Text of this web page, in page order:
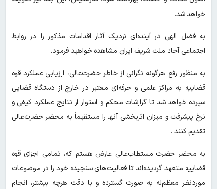
خواهد شد.
به فضل الهی در آینده‌ای نزدیک آثار اقدامات مذکور را در روابط
اجتماعی آحاد ملت شریف ایران مشاهده خواهید فرمود.
به منظور رفع هرگونه نگرانی از خاطر حضرت‌عالی، ارزیابی عملکرد قوه
قضاییه به مراکز علمی و حرفه‌ای معتبر در خارج از دستگاه قضایی
سپرده خواهد شد تا گزارشات محکم و استوار از نتایج عملکرد کیفی و
نرخ پیشرفت و میزان اثربخشی آنها را مستقیماً به محضر حضرت‌عالی
تقدیم کنند .
به محضر حضرت مستطاب‌عالی عارض هستم که، تمامی اجزای قوه
قضاییه متعهد گردیده‌اند تا فعالیت‌های سنجیده خود را در موضوعات
موردنظر معظم‌له به صورت گسترده و با دقت هرچه بیشتر، انجام